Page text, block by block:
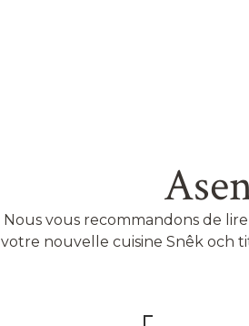
Nous vous recommandons de
votre nouvelle cuisine Snêk och